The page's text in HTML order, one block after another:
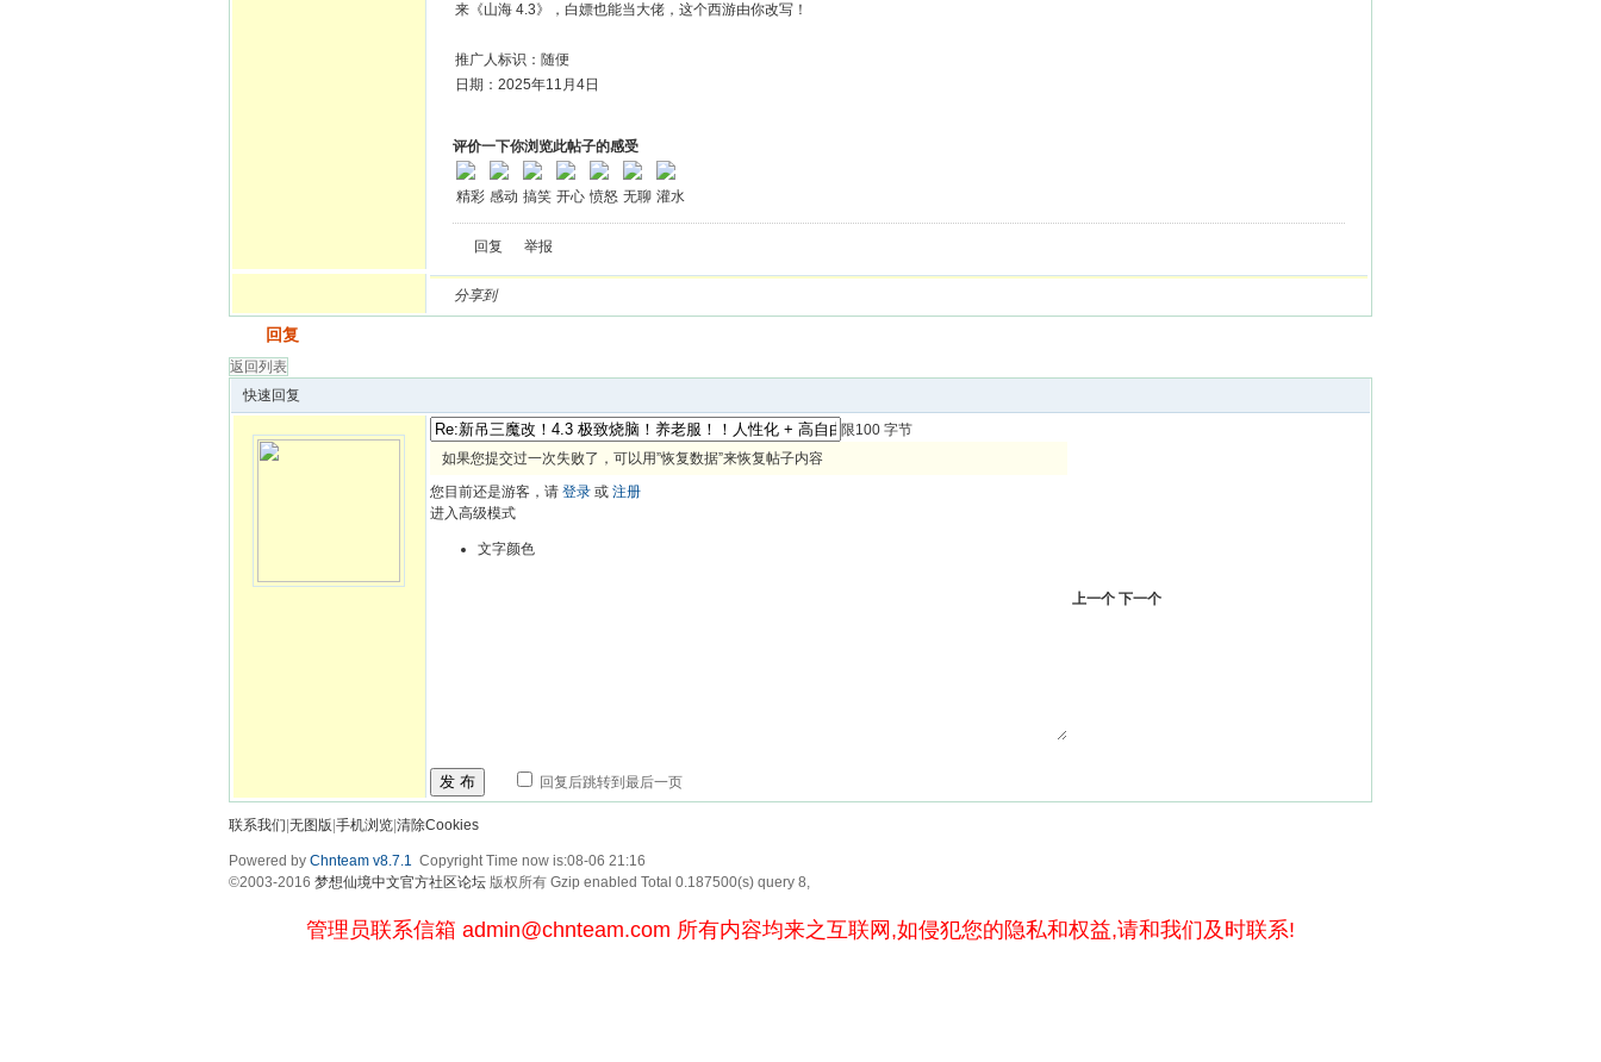
来《山海 4.3》，白嫖也能当大佬，这个西游由你改写！​
推广人标识：随便
日期：2025年11月4日
评价一下你浏览此帖子的感受
精彩 感动 搞笑 开心 愤怒 无聊 灌水
回复 举报
分享到
回复
返回列表
快速回复
限100 字节
如果您提交过一次失败了，可以用”恢复数据”来恢复帖子内容
您目前还是游客，请 登录 或 注册
进入高级模式
文字颜色
发 布 回复后跳转到最后一页
上一个 下一个
联系我们 无图版 手机浏览 清除Cookies
Powered by Chnteam v8.7.1 Copyright Time now is:08-06 21:16
©2003-2016 梦想仙境中文官方社区论坛 版权所有 Gzip enabled Total 0.187500(s) query 8,
管理员联系信箱 admin@chnteam.com 所有内容均来之互联网,如侵犯您的隐私和权益,请和我们及时联系!